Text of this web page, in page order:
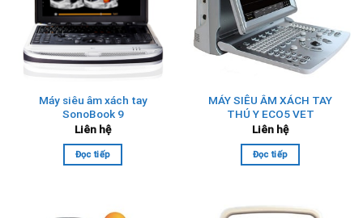
Máy siêu âm xách tay
SonoBook 9
Liên hệ
Đọc tiếp
MÁY SIÊU ÂM XÁCH TAY
THÚ Y ECO5 VET
Liên hệ
Đọc tiếp